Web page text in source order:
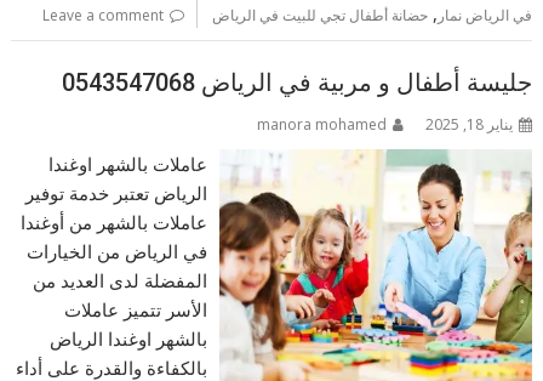
في الرياض نمار ,حضانة أطفال تجي للبيت في الرياض Leave a comment
جليسة أطفال و مربية في الرياض 0543547068
يناير 18, 2025 manora mohamed
عاملات بالشهر اوغندا
الرياض تعتبر خدمة توفير
عاملات بالشهر من أوغندا
في الرياض من الخيارات
المفضلة لدى العديد من
الأسر تتميز عاملات
بالشهر اوغندا الرياض
بالكفاءة والقدرة على أداء